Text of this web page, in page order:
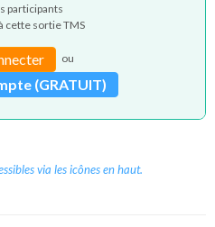
participants
cette sortie TMS
ou
(GRATUIT)
via les icônes en haut.